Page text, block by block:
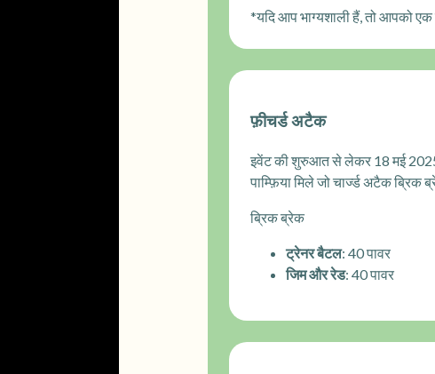
*यदि आप भाग्यशाली हैं, तो आपको
फ़ीचर्ड अटैक
इवेंट की शुरुआत से लेकर 18 मई 2025
पाम्फ़िया मिले जो चार्ज्ड अटैक ब्रिक
ब्रिक ब्रेक
ट्रेनर बैटल: 40 पावर
जिम और रेड: 40 पावर